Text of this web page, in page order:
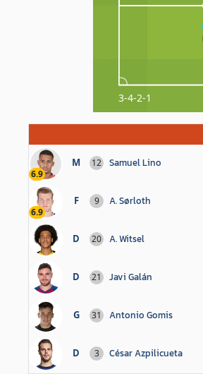
3-4-2-1
6.9
M 12 Samuel Lino
6.9
F 9 A. Sørloth
D 20 A. Witsel
D 21 Javi Galán
G 31 Antonio Gomis
D 3 César Azpilicueta